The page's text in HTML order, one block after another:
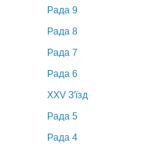
Рада 9
Рада 8
Рада 7
Рада 6
XXV З'їзд
Рада 5
Рада 4